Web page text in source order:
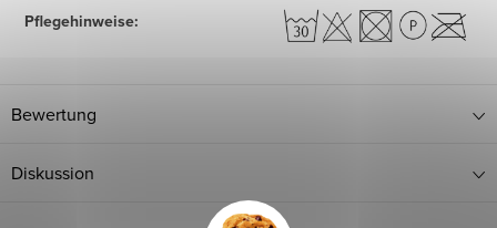
Pflegehinweise:
Bewertung
Diskussion